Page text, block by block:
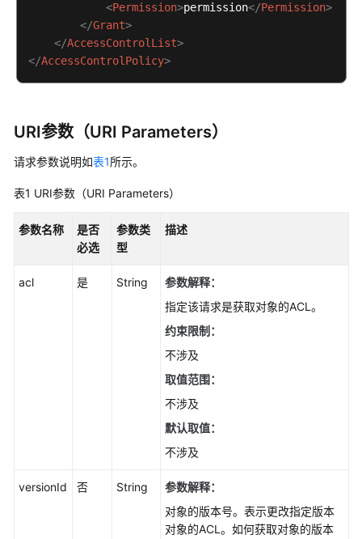
对
象
标
配
置
象
WORM
<Permission>permission</Permission>
</Grant>
</AccessControlList>
</AccessControlPolicy>
URI参数（URI Parameters）
请求参数说明如表1所示。
表1 URI参数（URI Parameters）
参数名称
是否
必选
参数类
型
描述
acl 是 String
参数解释：
指定该请求是获取对象的ACL。
约束限制：
不涉及
取值范围：
不涉及
默认取值：
不涉及
versionId 否 String
参数解释：
对象的版本号。表示更改指定版本
对象的ACL。如何获取对象的版本